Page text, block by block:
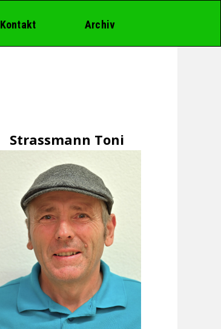
Kontakt Archiv
Strassmann Toni